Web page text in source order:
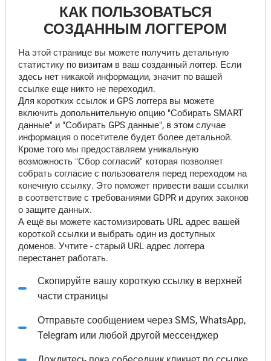
КАК ПОЛЬЗОВАТЬСЯ
СОЗДАННЫМ ЛОГГЕРОМ
На этой странице вы можете получить детальную
статистику по визитам в ваш созданный логгер. Если
здесь нет никакой информации, значит по вашей
ссылке еще никто не переходил.
Для коротких ссылок и GPS логгера вы можете
включить допольнительную опцию "Собирать SMART
данные" и "Собирать GPS данные", в этом случае
информация о посетителе будет более детальной.
Кроме того мы предоставляем уникальную
возможность "Сбор согласий" которая позволяет
собрать согласие с пользователя перед переходом на
конечную ссылку. Это поможет привести ваши ссылки
в соответствие с требованиями GDPR и других законов
о защите данных.
А ещё вы можете кастомизировать URL адрес вашей
короткой ссылки и выбрать один из доступных
доменов. Учтите - старый URL адрес логгера
перестанет работать.
Скопируйте вашу короткую ссылку в верхней
части страницы
Отправьте сообщением через SMS, WhatsApp,
Telegram или любой другой мессенджер